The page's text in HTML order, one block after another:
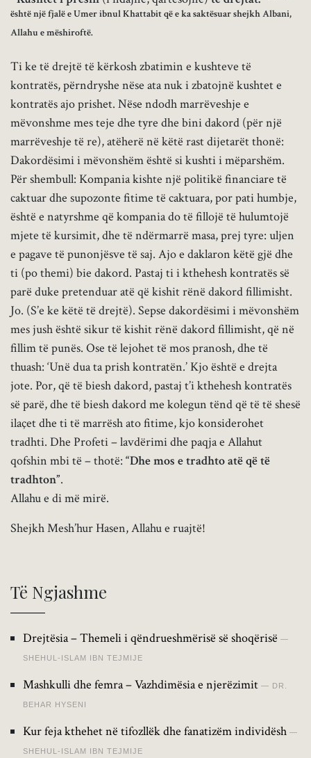
është një fjalë e Umer ibnul Khattabit që e ka saktësuar shejkh Albani,
Allahu e mëshiroftë.
Ti ke të drejtë të kërkosh zbatimin e kushteve të
kontratës, përndryshe nëse ata nuk i zbatojnë kushtet e
kontratës ajo prishet. Nëse ndodh marrëveshje e
mëvonshme mes teje dhe tyre dhe bini dakord (për një
marrëveshje të re), atëherë në këtë rast dijetarët thonë:
Dakordësimi i mëvonshëm është si kushti i mëparshëm.
Për shembull: Kompania kishte një politikë financiare të
caktuar dhe supozonte fitime të caktuara, por pati humbje,
është e natyrshme që kompania do të fillojë të hulumtojë
mjete të kursimit, dhe të ndërmarrë masa, prej tyre: uljen
e pagave të punonjësve të saj. Ajo e daklaron këtë gjë dhe
ti (po themi) bie dakord. Pastaj ti i kthehesh kontratës së
parë duke pretenduar atë që kishit rënë dakord fillimisht.
Jo. (S’e ke këtë të drejtë). Sepse dakordësimi i mëvonshëm
mes jush është sikur të kishit rënë dakord fillimisht, që në
fillim të punës. Ose të lejohet të mos pranosh, dhe të
thuash: ‘Unë dua ta prish kontratën.’ Kjo është e drejta
jote. Por, që të biesh dakord, pastaj t’i kthehesh kontratës
së parë, dhe të biesh dakord me kolegun tënd që të të shesë
ilaçet dhe ti të marrësh ato fitime, kjo konsiderohet
tradhti. Dhe Profeti – lavdërimi dhe paqja e Allahut
qofshin mbi të – thotë: “Dhe mos e tradhto atë që të
tradhton”.
Allahu e di më mirë.
Shejkh Mesh’hur Hasen, Allahu e ruajtë!
Të Ngjashme
Drejtësia – Themeli i qëndrueshmërisë së shoqërisë
SHEHUL-ISLAM IBN TEJMIJE
Mashkulli dhe femra – Vazhdimësia e njerëzimit DR.
BEHAR HYSENI
Kur feja kthehet në tifozllëk dhe fanatizëm individësh
SHEHUL-ISLAM IBN TEJMIJE